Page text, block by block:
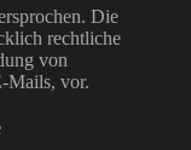
Die
rechtliche
von
Mails, vor.